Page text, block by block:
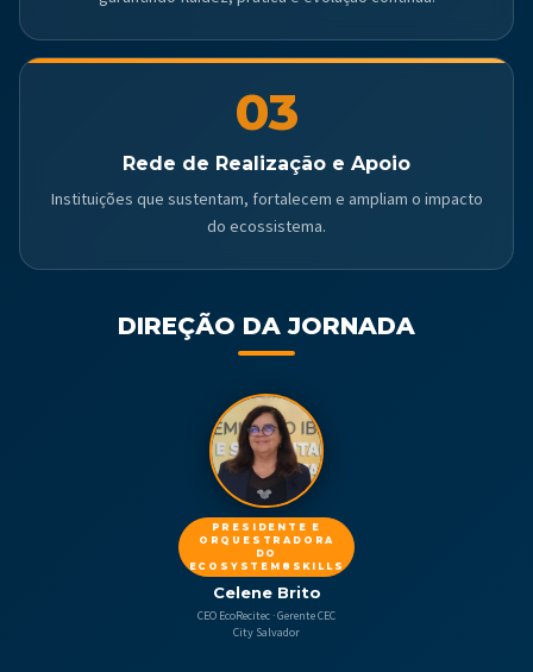
03
Rede de Realização e Apoio
Instituições que sustentam, fortalecem e ampliam o impacto
do ecossistema.
DIREÇÃO DA JORNADA
PRESIDENTE E
ORQUESTRADORA
DO
ECOSYSTEM8SKILLS
Celene Brito
CEO EcoRecitec · Gerente CEC
City Salvador